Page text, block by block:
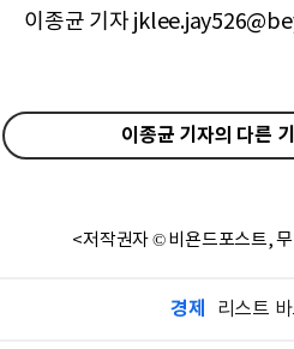
이종균 기자
이종균 기자의 다른
<저작권자 © 비욘드포스트,
경제 리스트 바